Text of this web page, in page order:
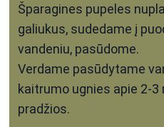
Šparagines pupeles
galiukus, sudedame į
vandeniu, pasūdome.
Verdame pasūdytame
kaitrumo ugnies apie 2-
pradžios.